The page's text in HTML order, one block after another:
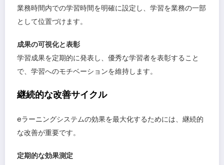
業務時間内での学習時間を明確に設定し、学習を業務の一部
として位置づけます。
成果の可視化と表彰
学習成果を定期的に発表し、優秀な学習者を表彰すること
で、学習へのモチベーションを維持します。
継続的な改善サイクル
eラーニングシステムの効果を最大化するためには、継続的
な改善が重要です。
定期的な効果測定